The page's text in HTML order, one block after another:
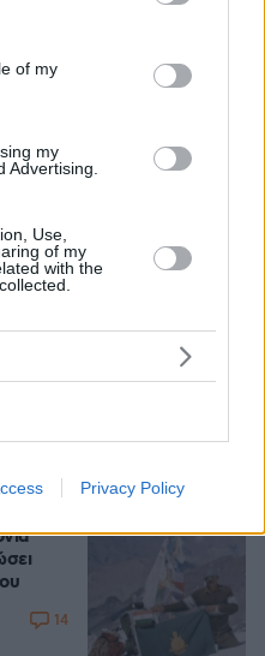
and its third-party tags to
purposes in below Google
of my
my
Advertising.
Use,
of my
with the
Privacy Policy
Ο 15χρονος
από το τσουνάμι
της μεγάλης
100.00%
ΙΧ
14